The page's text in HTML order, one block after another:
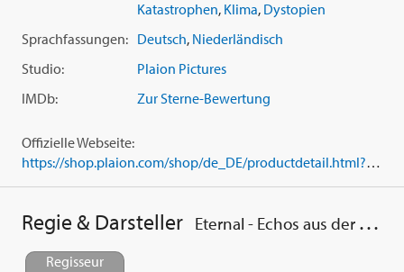
Salvation'). Das alles behandelt topaktuelle Themen wie
vor einem spannenden Science-Fiction-Background.
Katastrophen, Klima, Dystopien
Sprachfassungen: Deutsch, Niederländisch
Studio:
Plaion Pictures
IMDb:
Zur Sterne-Bewertung
Offizielle Webseite:
https://shop.plaion.com/shop/de_DE/productdetail.html?id=1139795
Regie & Darsteller Eternal - Echos aus der Tiefe
Regisseur